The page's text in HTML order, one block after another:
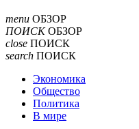
menu ОБЗОР
ПОИСК ОБЗОР
close ПОИСК
search ПОИСК
Экономика
Общество
Политика
В мире